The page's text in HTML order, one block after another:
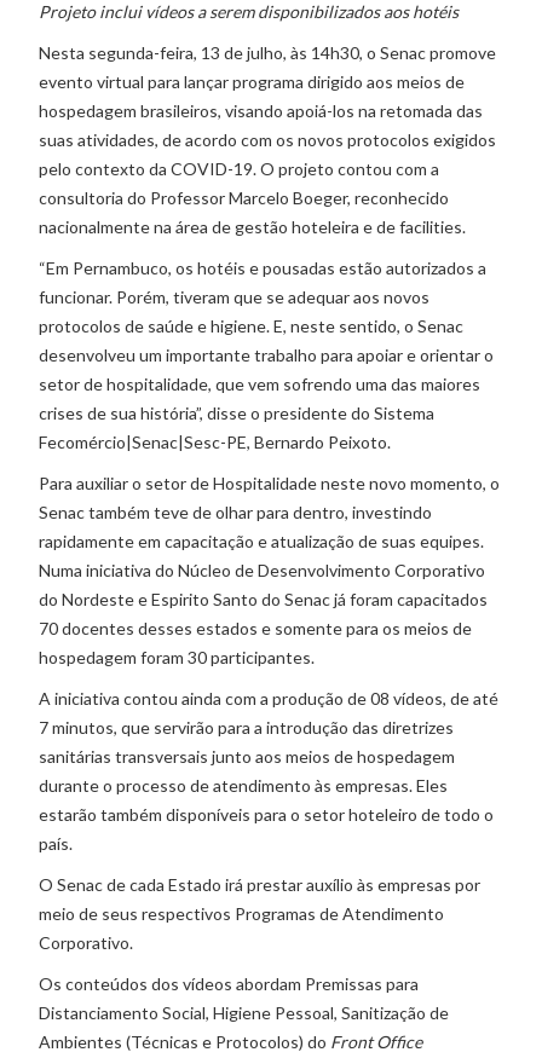
Projeto inclui vídeos a serem disponibilizados aos hotéis
Nesta segunda-feira, 13 de julho, às 14h30, o Senac promove
evento virtual para lançar programa dirigido aos meios de
hospedagem brasileiros, visando apoiá-los na retomada das
suas atividades, de acordo com os novos protocolos exigidos
pelo contexto da COVID-19. O projeto contou com a
consultoria do Professor Marcelo Boeger, reconhecido
nacionalmente na área de gestão hoteleira e de facilities.
“Em Pernambuco, os hotéis e pousadas estão autorizados a
funcionar. Porém, tiveram que se adequar aos novos
protocolos de saúde e higiene. E, neste sentido, o Senac
desenvolveu um importante trabalho para apoiar e orientar o
setor de hospitalidade, que vem sofrendo uma das maiores
crises de sua história”, disse o presidente do Sistema
Fecomércio|Senac|Sesc-PE, Bernardo Peixoto.
Para auxiliar o setor de Hospitalidade neste novo momento, o
Senac também teve de olhar para dentro, investindo
rapidamente em capacitação e atualização de suas equipes.
Numa iniciativa do Núcleo de Desenvolvimento Corporativo
do Nordeste e Espirito Santo do Senac já foram capacitados
70 docentes desses estados e somente para os meios de
hospedagem foram 30 participantes.
A iniciativa contou ainda com a produção de 08 vídeos, de até
7 minutos, que servirão para a introdução das diretrizes
sanitárias transversais junto aos meios de hospedagem
durante o processo de atendimento às empresas. Eles
estarão também disponíveis para o setor hoteleiro de todo o
país.
O Senac de cada Estado irá prestar auxílio às empresas por
meio de seus respectivos Programas de Atendimento
Corporativo.
Os conteúdos dos vídeos abordam Premissas para
Distanciamento Social, Higiene Pessoal, Sanitização de
Ambientes (Técnicas e Protocolos) do Front Office